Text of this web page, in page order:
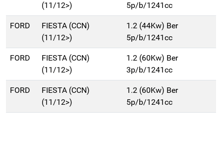
(11/12>)
5p/b/1241cc
FORD
FIESTA (CCN)
(11/12>)
1.2 (44Kw) Ber
5p/b/1241cc
FORD
FIESTA (CCN)
(11/12>)
1.2 (60Kw) Ber
3p/b/1241cc
FORD
FIESTA (CCN)
(11/12>)
1.2 (60Kw) Ber
5p/b/1241cc